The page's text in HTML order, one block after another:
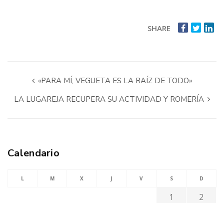
SHARE
«PARA MÍ, VEGUETA ES LA RAÍZ DE TODO»
LA LUGAREJA RECUPERA SU ACTIVIDAD Y ROMERÍA
Calendario
L M X J V S D
1
2